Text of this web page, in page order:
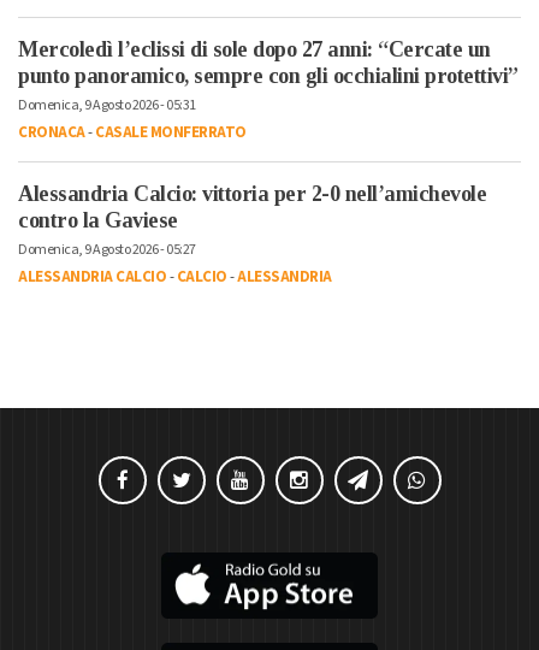
Mercoledì l’eclissi di sole dopo 27 anni: “Cercate un
punto panoramico, sempre con gli occhialini protettivi”
Domenica, 9 Agosto 2026 - 05:31
CRONACA-CASALE MONFERRATO
Alessandria Calcio: vittoria per 2-0 nell’amichevole
contro la Gaviese
Domenica, 9 Agosto 2026 - 05:27
ALESSANDRIA CALCIO-CALCIO-ALESSANDRIA